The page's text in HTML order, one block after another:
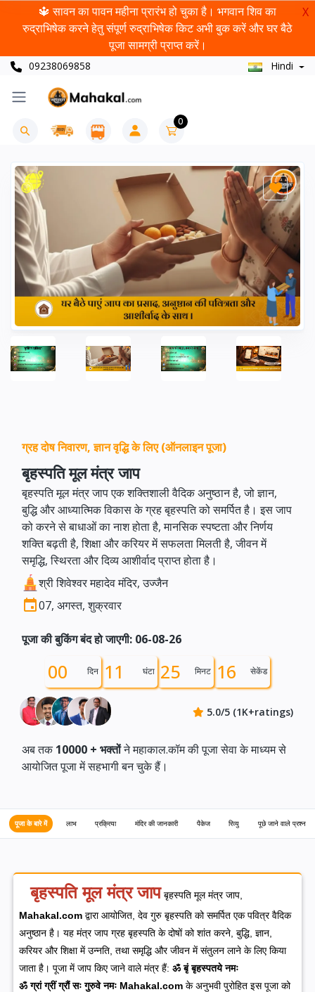
🔱 सावन का पावन महीना प्रारंभ हो चुका है। भगवान शिव का
रुद्राभिषेक करने हेतु संपूर्ण रुद्राभिषेक किट अभी बुक करें और घर बैठे
पूजा सामग्री प्राप्त करें।
X
09238069858 Hindi
0
ग्रह दोष निवारण, ज्ञान वृद्धि के लिए (ऑनलाइन पूजा)
बृहस्पति मूल मंत्र जाप
बृहस्पति मूल मंत्र जाप एक शक्तिशाली वैदिक अनुष्ठान है, जो ज्ञान,
बुद्धि और आध्यात्मिक विकास के ग्रह बृहस्पति को समर्पित है। इस जाप
को करने से बाधाओं का नाश होता है, मानसिक स्पष्टता और निर्णय
शक्ति बढ़ती है, शिक्षा और करियर में सफलता मिलती है, जीवन में
समृद्धि, स्थिरता और दिव्य आशीर्वाद प्राप्त होता है।
श्री शिवेश्वर महादेव मंदिर, उज्जैन
07, अगस्त, शुक्रवार
पूजा की बुकिंग बंद हो जाएगी: 06-08-26
00 दिन 11 घंटा 25 मिनट 15 सेकेंड
5.0/5 (1K+ratings)
अब तक 10000 + भक्तोंने महाकाल.कॉम की पूजा सेवा के माध्यम से
आयोजित पूजा में सहभागी बन चुके हैं।
पूजा के बारे में लाभ प्रक्रिया मंदिर की जानकारी पैकेज रिव्यु पूछे जाने वाले प्रश्न
बृहस्पति मूल मंत्र जाप बृहस्पति मूल मंत्र जाप,
Mahakal.com द्वारा आयोजित, देव गुरु बृहस्पति को समर्पित एक पवित्र वैदिक
अनुष्ठान है। यह मंत्र जाप ग्रह बृहस्पति के दोषों को शांत करने, बुद्धि, ज्ञान,
करियर और शिक्षा में उन्नति, तथा समृद्धि और जीवन में संतुलन लाने के लिए किया
जाता है। पूजा में जाप किए जाने वाले मंत्र हैं: ॐ बृं बृहस्पतये नमः
ॐ ग्रां ग्रीं ग्रौं सः गुरुवे नमः Mahakal.com के अनुभवी पुरोहित इस पूजा को